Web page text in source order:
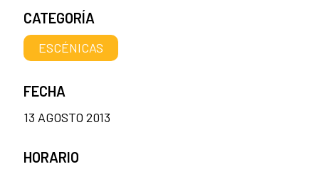
CATEGORÍA
ESCÉNICAS
FECHA
13 AGOSTO 2013
HORARIO